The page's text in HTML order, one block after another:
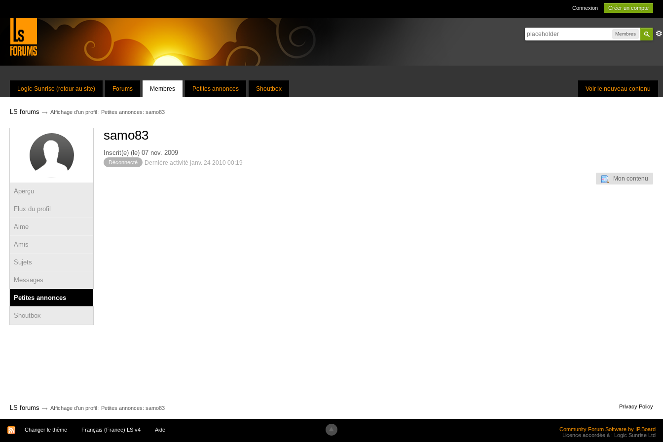
Connexion Créer un compte
Membres
Voir le nouveau contenu
Logic-Sunrise (retour au site) Forums Membres Petites annonces Shoutbox
LS forums → Affichage d'un profil : Petites annonces: samo83
Aperçu
Flux du profil
Aime
Amis
Sujets
Messages
Petites annonces
Shoutbox
samo83
Inscrit(e) (le) 07 nov. 2009
Déconnecté Dernière activité janv. 24 2010 00:19
Mon contenu
LS forums → Affichage d'un profil : Petites annonces: samo83 Privacy Policy
Changer le thème Français (France) LS v4 Aide
Community Forum Software by IP.Board
Licence accordée à : Logic Sunrise Ltd